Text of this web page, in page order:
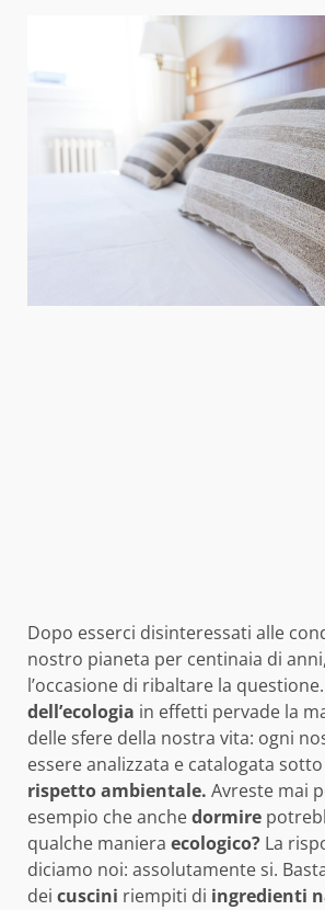
Dopo esserci disinteressati alle
nostro pianeta per centinaia di
l’occasione di ribaltare la
dell’ecologia in effetti pervade la
delle sfere della nostra vita: ogni
essere analizzata e catalogata
rispetto ambientale. Avreste mai
esempio che anchedormire
qualche maniera ecologico? La
diciamo noi: assolutamente si.
dei cuscini riempiti di ingredienti